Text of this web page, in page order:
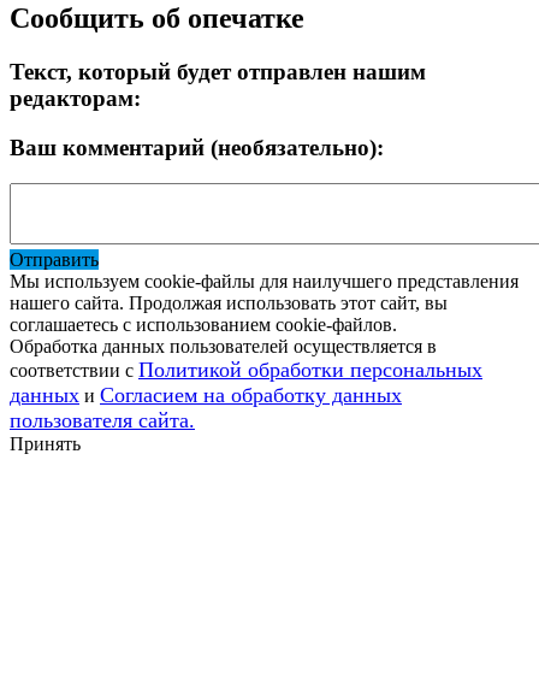
Сообщить об опечатке
Текст, который будет отправлен нашим
редакторам:
Ваш комментарий (необязательно):
Отправить
Мы используем cookie-файлы для наилучшего представления
нашего сайта. Продолжая использовать этот сайт, вы
соглашаетесь с использованием cookie-файлов.
Обработка данных пользователей осуществляется в
соответствии с Политикой обработки персональных
данных и Согласием на обработку данных
пользователя сайта.
Принять